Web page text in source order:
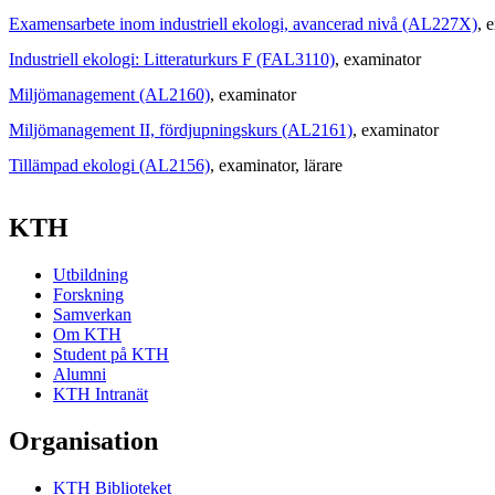
Examensarbete inom industriell ekologi, avancerad nivå (AL227X),
Industriell ekologi: Litteraturkurs F (FAL3110), examinator
Miljömanagement (AL2160), examinator
Miljömanagement II, fördjupningskurs (AL2161), examinator
Tillämpad ekologi (AL2156), examinator, lärare
KTH
Utbildning
Forskning
Samverkan
Om KTH
Student på KTH
Alumni
KTH Intranät
Organisation
KTH Biblioteket